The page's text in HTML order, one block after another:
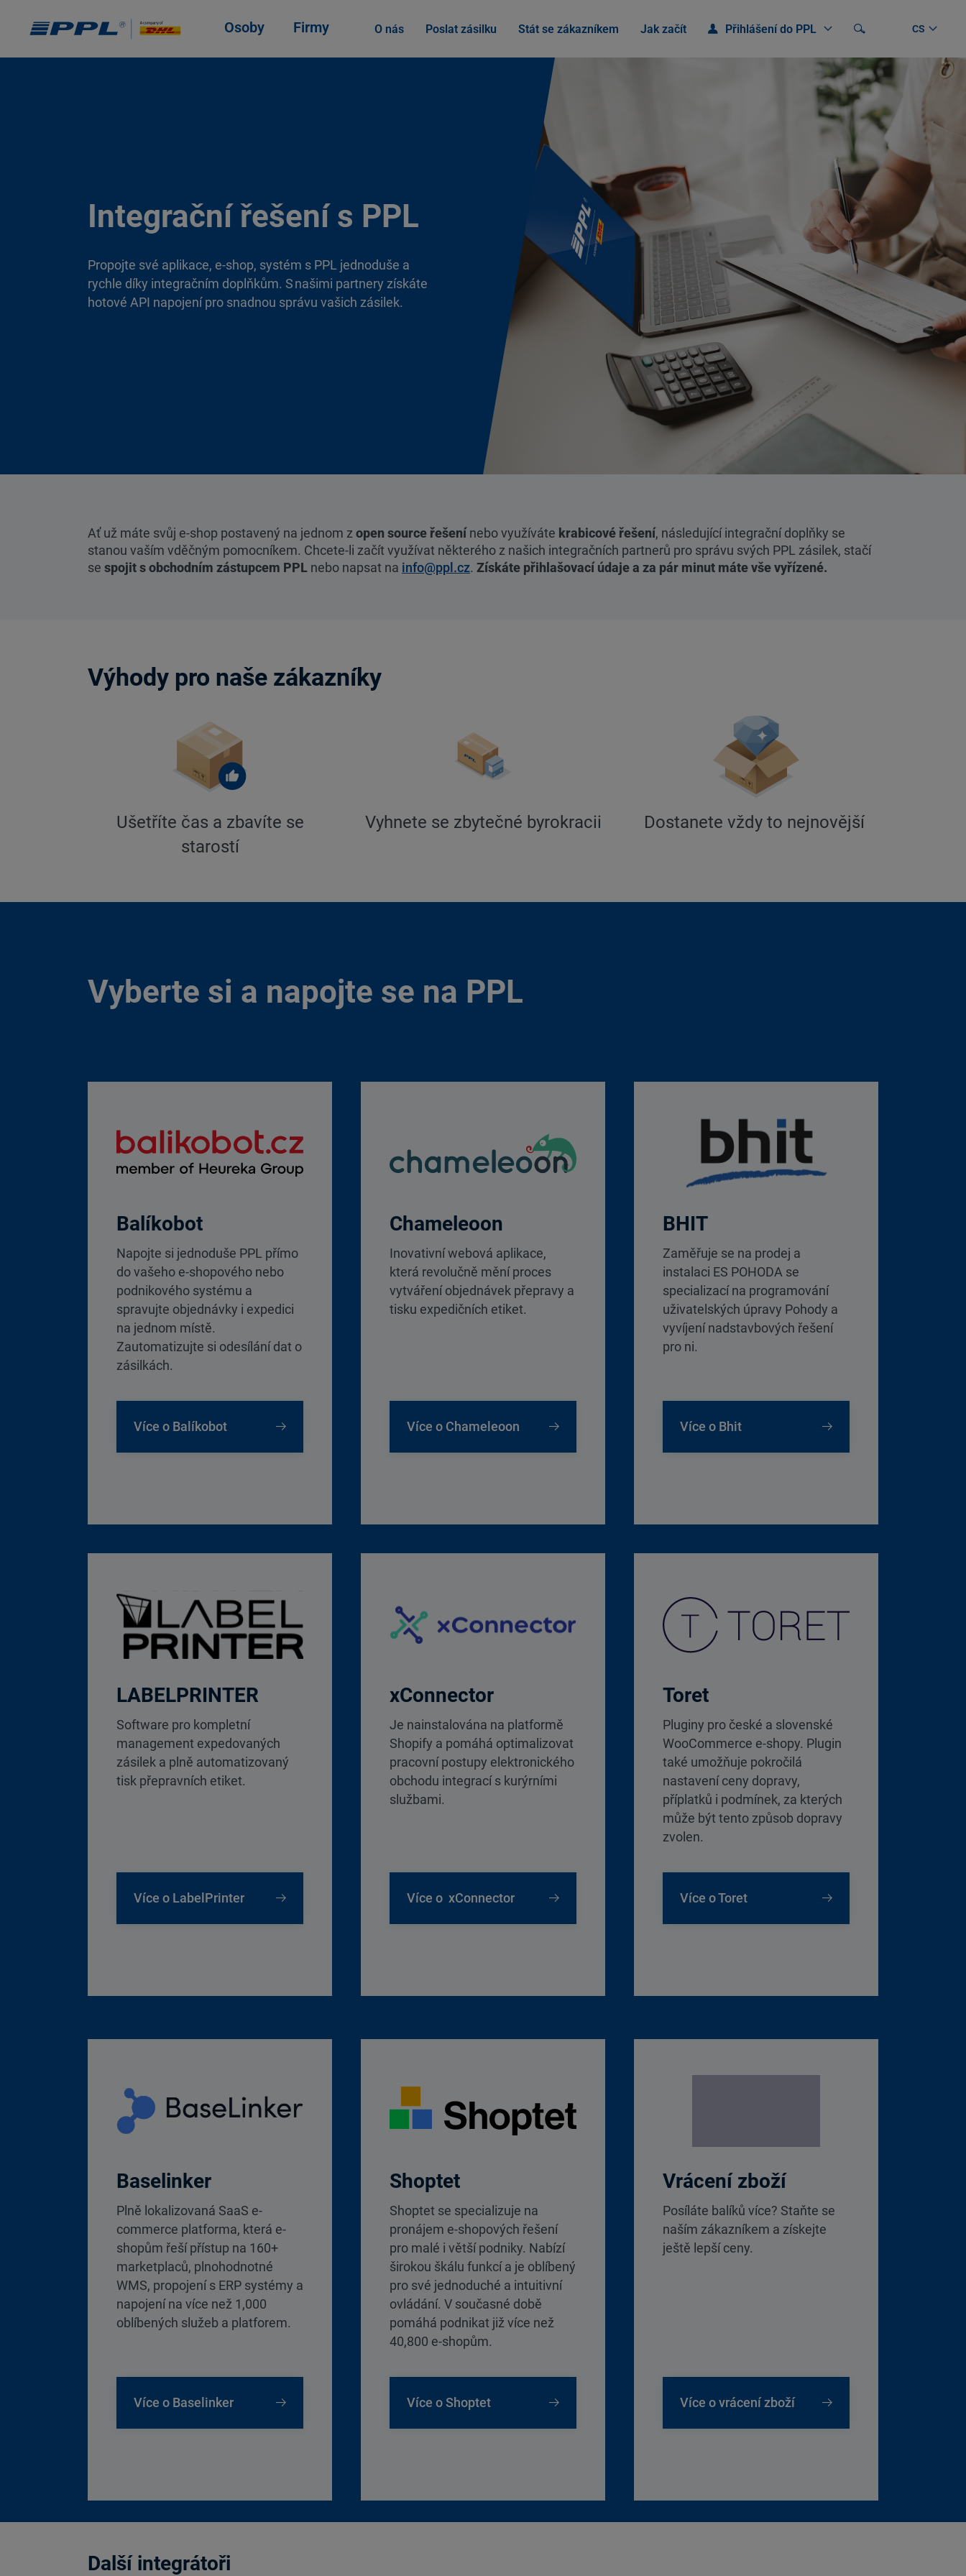
Osoby Firmy O nás Poslat zásilku Stát se zákazníkem Jak začít Přihlášení do PPL
Vyhledávání
Integrační řešení s PPL
Propojte své aplikace, e-shop, systém s PPL jednoduše a
rychle díky integračním doplňkům. S našimi partnery získáte
hotové API napojení pro snadnou správu vašich zásilek.
Ať už máte svůj e-shop postavený na jednom z open source řešení nebo využíváte krabicové řešení, následující integrační doplňky se
stanou vaším vděčným pomocníkem. Chcete-li začít využívat některého z našich integračních partnerů pro správu svých PPL zásilek, stačí
se spojit s obchodním zástupcem PPL nebo napsat na info@ppl.cz. Získáte přihlašovací údaje a za pár minut máte vše vyřízené.
Výhody pro naše zákazníky
Ušetříte čas a zbavíte se
starostí
Vyhnete se zbytečné byrokracii Dostanete vždy to nejnovější
Vyberte si a napojte se na PPL
Balíkobot
Napojte si jednoduše PPL přímo
do vašeho e-shopového nebo
podnikového systému a
spravujte objednávky i expedici
na jednom místě.
Zautomatizujte si odesílání dat o
zásilkách.
Více o Balíkobot
Chameleoon
Inovativní webová aplikace,
která revolučně mění proces
vytváření objednávek přepravy a
tisku expedičních etiket.
Více o Chameleoon
BHIT
Zaměřuje se na prodej a
instalaci ES POHODA se
specializací na programování
uživatelských úpravy Pohody a
vyvíjení nadstavbových řešení
pro ni.
Více o Bhit
LABELPRINTER
Software pro kompletní
management expedovaných
zásilek a plně automatizovaný
tisk přepravních etiket.
Více o LabelPrinter
xConnector
Je nainstalována na platformě
Shopify a pomáhá optimalizovat
pracovní postupy elektronického
obchodu integrací s kurýrními
službami.
Více o xConnector
Toret
Pluginy pro české a slovenské
WooCommerce e-shopy. Plugin
také umožňuje pokročilá
nastavení ceny dopravy,
příplatků i podmínek, za kterých
může být tento způsob dopravy
zvolen.
Více o Toret
Baselinker
Plně lokalizovaná SaaS e-
commerce platforma, která e-
shopům řeší přístup na 160+
marketplaců, plnohodnotné
WMS, propojení s ERP systémy a
napojení na více než 1,000
oblíbených služeb a platforem.
Více o Baselinker
Shoptet
Shoptet se specializuje na
pronájem e-shopových řešení
pro malé i větší podniky. Nabízí
širokou škálu funkcí a je oblíbený
pro své jednoduché a intuitivní
ovládání. V současné době
pomáhá podnikat již více než
40,800 e-shopům.
Více o Shoptet
Vrácení zboží
Posíláte balíků více? Staňte se
naším zákazníkem a získejte
ještě lepší ceny.
Více o vrácení zboží
Další integrátoři